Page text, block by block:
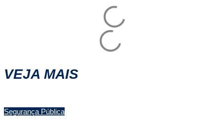
VEJA MAIS
Segurança Pública